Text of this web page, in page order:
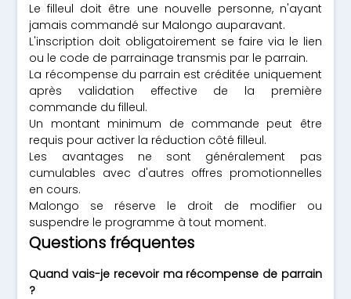
Le filleul doit être une nouvelle personne, n'ayant
jamais commandé sur Malongo auparavant.
L'inscription doit obligatoirement se faire via le lien
ou le code de parrainage transmis par le parrain.
La récompense du parrain est créditée uniquement
après validation effective de la première
commande du filleul.
Un montant minimum de commande peut être
requis pour activer la réduction côté filleul.
Les avantages ne sont généralement pas
cumulables avec d'autres offres promotionnelles
en cours.
Malongo se réserve le droit de modifier ou
suspendre le programme à tout moment.
Questions fréquentes
Quand vais-je recevoir ma récompense de parrain
?